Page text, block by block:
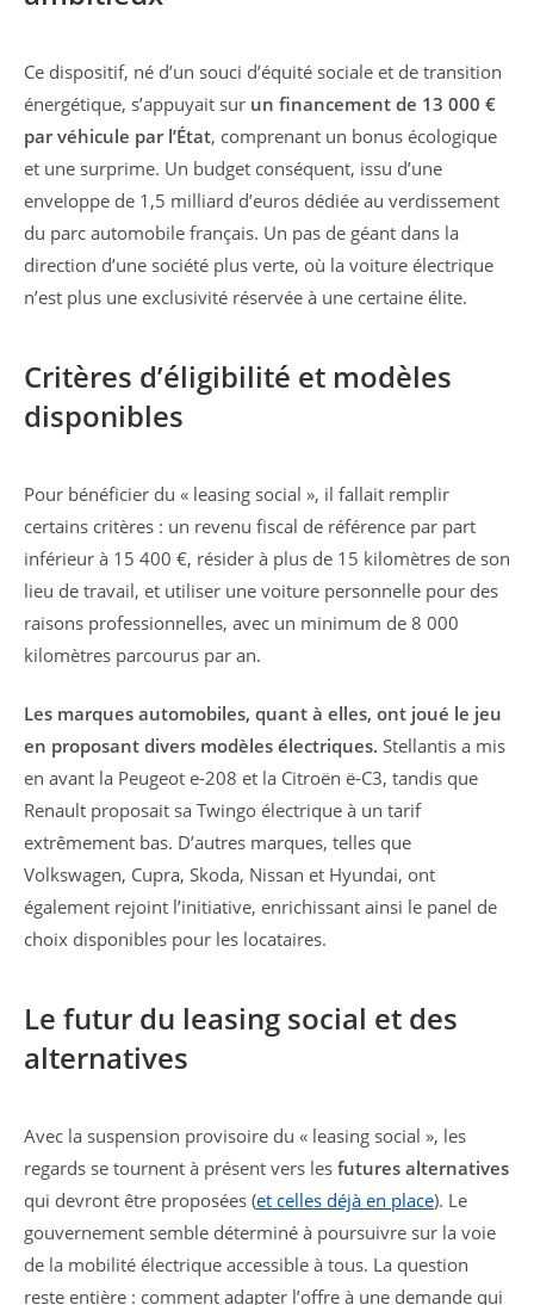
Ce dispositif, né d’un souci d’équité sociale et de transition
énergétique, s’appuyait sur un financement de 13 000 €
par véhicule par l’État, comprenant un bonus écologique
et une surprime. Un budget conséquent, issu d’une
enveloppe de 1,5 milliard d’euros dédiée au verdissement
du parc automobile français. Un pas de géant dans la
direction d’une société plus verte, où la voiture électrique
n’est plus une exclusivité réservée à une certaine élite.
Critères d’éligibilité et modèles
disponibles
Pour bénéficier du « leasing social », il fallait remplir
certains critères : un revenu fiscal de référence par part
inférieur à 15 400 €, résider à plus de 15 kilomètres de son
lieu de travail, et utiliser une voiture personnelle pour des
raisons professionnelles, avec un minimum de 8 000
kilomètres parcourus par an.
Les marques automobiles, quant à elles, ont joué le jeu
en proposant divers modèles électriques. Stellantis a mis
en avant la Peugeot e-208 et la Citroën ë-C3, tandis que
Renault proposait sa Twingo électrique à un tarif
extrêmement bas. D’autres marques, telles que
Volkswagen, Cupra, Skoda, Nissan et Hyundai, ont
également rejoint l’initiative, enrichissant ainsi le panel de
choix disponibles pour les locataires.
Le futur du leasing social et des
alternatives
Avec la suspension provisoire du « leasing social », les
regards se tournent à présent vers les futures alternatives
qui devront être proposées (et celles déjà en place). Le
gouvernement semble déterminé à poursuivre sur la voie
de la mobilité électrique accessible à tous. La question
reste entière : comment adapter l’offre à une demande qui